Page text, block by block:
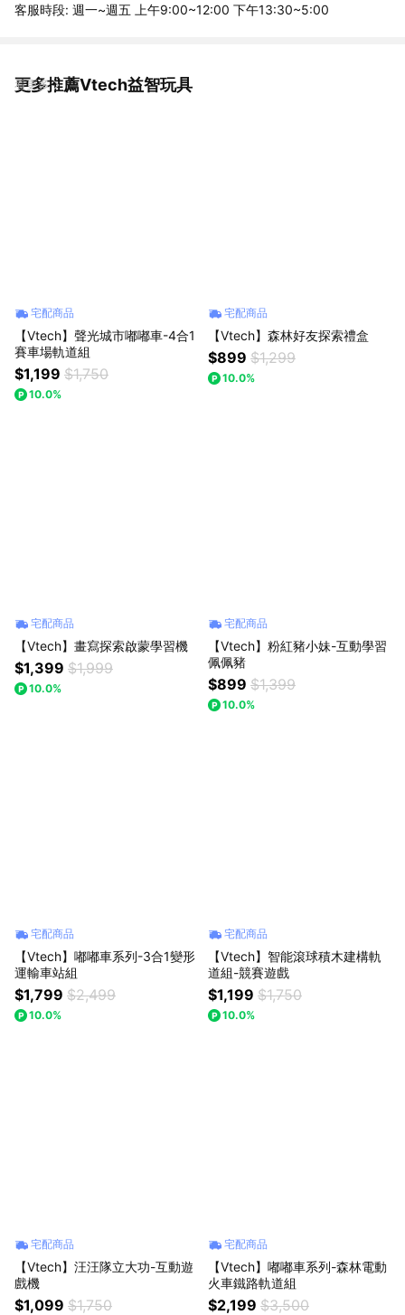
客服時段: 週一~週五 上午9:00~12:00 下午13:30~5:00
更多推薦Vtech益智玩具
看更多
宅配商品
【Vtech】聲光城市嘟嘟車-4合1
賽車場軌道組
$1,199 $1,750
10.0%
宅配商品
【Vtech】森林好友探索禮盒
$899 $1,299
10.0%
宅配商品
【Vtech】畫寫探索啟蒙學習機
$1,399 $1,999
10.0%
宅配商品
【Vtech】粉紅豬小妹-互動學習
佩佩豬
$899 $1,399
10.0%
宅配商品
【Vtech】嘟嘟車系列-3合1變形
運輸車站組
$1,799 $2,499
10.0%
宅配商品
【Vtech】智能滾球積木建構軌
道組-競賽遊戲
$1,199 $1,750
10.0%
宅配商品
【Vtech】汪汪隊立大功-互動遊
戲機
$1,099 $1,750
宅配商品
【Vtech】嘟嘟車系列-森林電動
火車鐵路軌道組
$2,199 $3,500